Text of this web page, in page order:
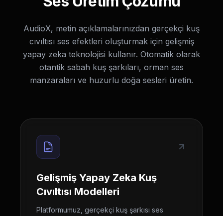
AudioX, metin açıklamalarınızdan gerçekçi kuş
cıvıltısı ses efektleri oluşturmak için gelişmiş
yapay zeka teknolojisi kullanır. Otomatik olarak
otantik sabah kuş şarkıları, orman ses
manzaraları ve huzurlu doğa sesleri üretin.
Gelişmiş Yapay Zeka Kuş
Cıvıltısı Modelleri
Platformumuz, gerçekçi kuş şarkısı ses